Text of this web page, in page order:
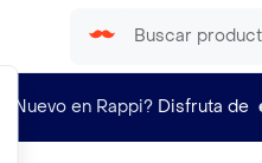
¿Nuevo en Rappi? Disfruta de